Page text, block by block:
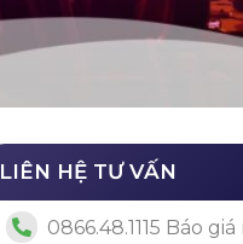
LIÊN HỆ TƯ VẤN
0866.48.1115 Báo